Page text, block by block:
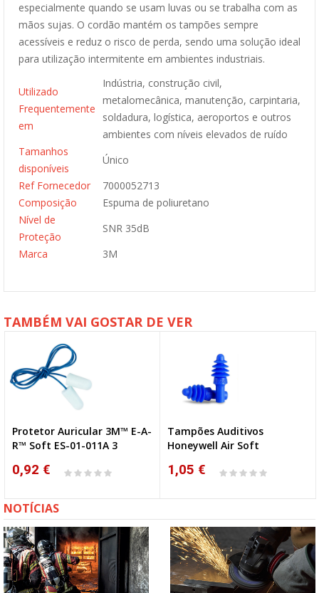
especialmente quando se usam luvas ou se trabalha com as
mãos sujas. O cordão mantém os tampões sempre
acessíveis e reduz o risco de perda, sendo uma solução ideal
para utilização intermitente em ambientes industriais.
Utilizado
Frequentemente
em
Indústria, construção civil,
metalomecânica, manutenção, carpintaria,
soldadura, logística, aeroportos e outros
ambientes com níveis elevados de ruído
Tamanhos
disponíveis
Único
Ref Fornecedor
7000052713
Composição
Espuma de poliuretano
Nível de
Proteção
SNR 35dB
Marca
3M
TAMBÉM VAI GOSTAR DE VER
Protetor Auricular 3M™ E-A-
R™ Soft ES-01-011A 3
0,92 €
Tampões Auditivos
Honeywell Air Soft
1,05 €
NOTÍCIAS